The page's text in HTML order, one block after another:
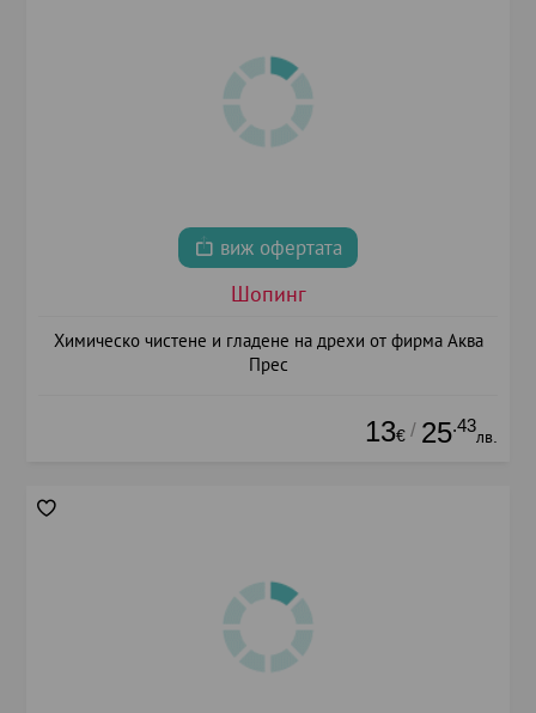
виж офертата
Шопинг
Химическо чистене и гладене на дрехи от фирма Аква
Прес
13€ / 25.43
лв.